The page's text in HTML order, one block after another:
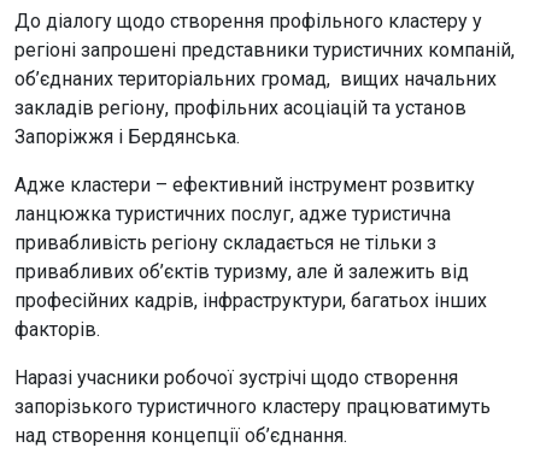
До діалогу щодо створення профільного кластеру у
регіоні запрошені представники туристичних компаній,
об’єднаних територіальних громад, вищих начальних
закладів регіону, профільних асоціацій та установ
Запоріжжя і Бердянська.
Адже кластери – ефективний інструмент розвитку
ланцюжка туристичних послуг, адже туристична
привабливість регіону складається не тільки з
привабливих об’єктів туризму, але й залежить від
професійних кадрів, інфраструктури, багатьох інших
факторів.
Наразі учасники робочої зустрічі щодо створення
запорізького туристичного кластеру працюватимуть
над створення концепції об’єднання.